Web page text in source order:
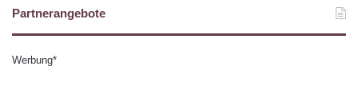
Partnerangebote
Werbung*